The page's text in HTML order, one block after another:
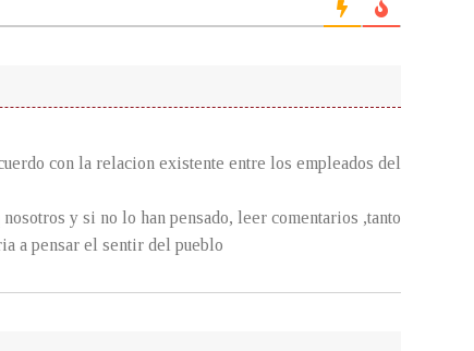
con la relacion existente entre los empleados del
y si no lo han pensado, leer comentarios ,tanto
a pensar el sentir del pueblo